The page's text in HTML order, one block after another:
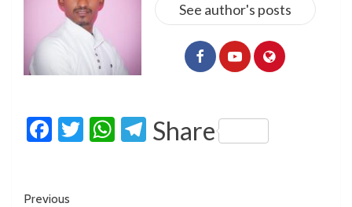
See author's posts
Facebook
Twitter
WhatsApp
Telegram
Share
Previous